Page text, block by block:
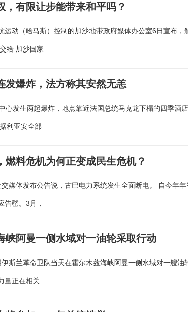
，有限让步能带来和平吗？
运动（哈马斯）控制的加沙地带政府媒体办公室6日宣布，
给 加沙国家
发爆炸，法方称其安然无恙
心发生两起爆炸，地点靠近法国总统马克龙下榻的四季酒
利亚安全部
料危机为何正变成民生危机？
媒体发布公告说，古巴电力系统发生全面断电。 自今年
告罄。3月，
峡阿曼一侧水域对一油轮采取行动
斯兰革命卫队当天在霍尔木兹海峡阿曼一侧水域对一艘
量正在相关